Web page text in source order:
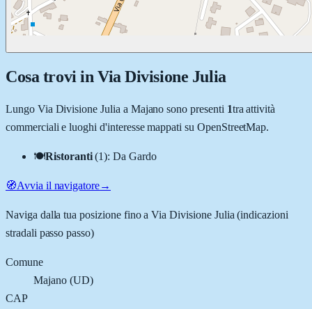
Cosa trovi in Via Divisione Julia
Lungo Via Divisione Julia a Majano sono presenti 1tra attività
commerciali e luoghi d'interesse mappati su OpenStreetMap.
🍽️Ristoranti (1):Da Gardo
🧭Avvia il navigatore→
Naviga dalla tua posizione fino aVia Divisione Julia (indicazioni
stradali passo passo)
Comune
Majano(UD)
CAP